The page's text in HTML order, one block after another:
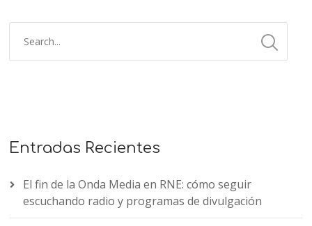
Entradas Recientes
El fin de la Onda Media en RNE: cómo seguir
escuchando radio y programas de divulgación